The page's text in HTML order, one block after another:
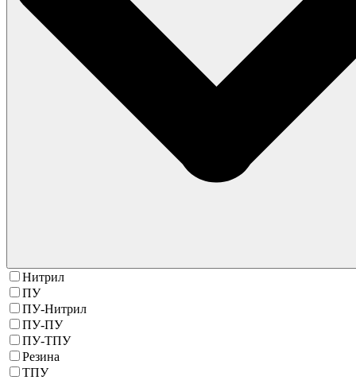
Нитрил
ПУ
ПУ-Нитрил
ПУ-ПУ
ПУ-ТПУ
Резина
ТПУ